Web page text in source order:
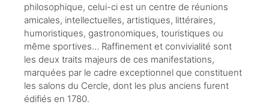
philosophique, celui-ci est un centre de réunions
amicales, intellectuelles, artistiques, littéraires,
humoristiques, gastronomiques, touristiques ou
même sportives… Raffinement et convivialité sont
les deux traits majeurs de ces manifestations,
marquées par le cadre exceptionnel que constituent
les salons du Cercle, dont les plus anciens furent
édifiés en 1780.